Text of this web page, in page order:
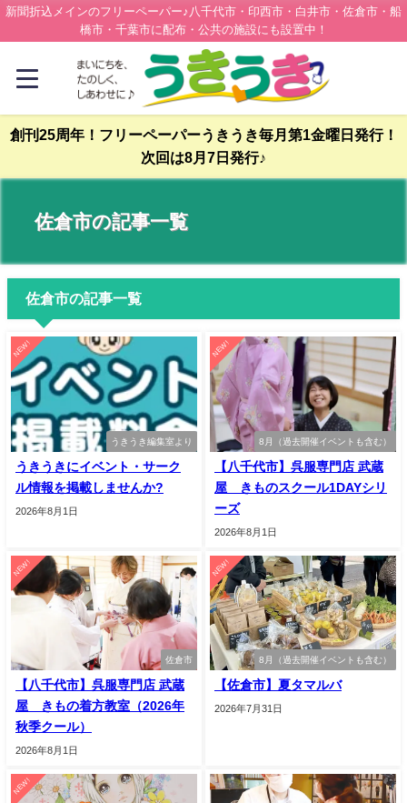
新聞折込メインのフリーペーパー♪八千代市・印西市・白井市・佐倉市・船
橋市・千葉市に配布・公共の施設にも設置中！
創刊25周年！フリーペーパーうきうき毎月第1金曜日発行！
次回は8月7日発行♪
佐倉市の記事一覧
佐倉市の記事一覧
NEW!
うきうき編集室より
うきうきにイベント・サーク
ル情報を掲載しませんか?
2026年8月1日
NEW!
8月（過去開催イベントも含む）
【八千代市】呉服専門店 武蔵
屋 きものスクール1DAYシリ
ーズ
2026年8月1日
NEW!
佐倉市
【八千代市】呉服専門店 武蔵
屋 きもの着方教室（2026年
秋季クール）
2026年8月1日
NEW!
8月（過去開催イベントも含む）
【佐倉市】夏タマルバ
2026年7月31日
NEW!